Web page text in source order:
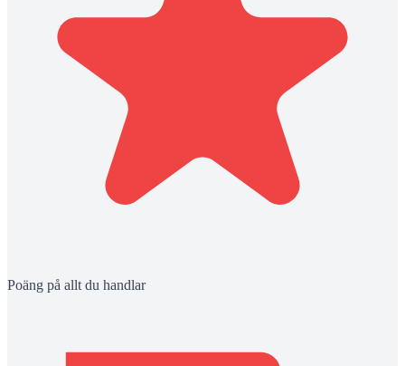
Poäng på allt du handlar